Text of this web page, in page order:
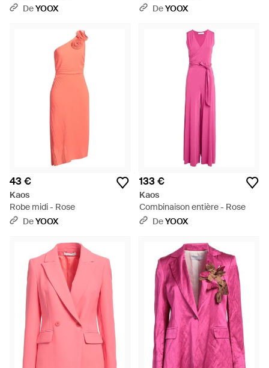
DeYOOX
DeYOOX
43 €
Kaos
Robe midi - Rose
DeYOOX
133 €
Kaos
Combinaison entière - Rose
DeYOOX